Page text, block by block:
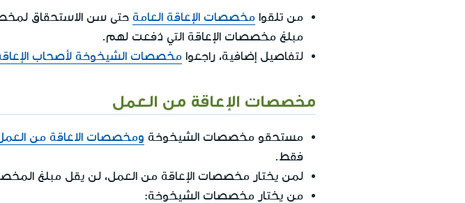
من تلقوا مخصصات الإعاقة العامة حتى سن الاستحقاق
مبلغ مخصصات الإعاقة التي دُفعت لهم.
لتفاصيل إضافية، راجعوا مخصصات الشيخوخة لأصحاب
مخصصات الإعاقة من العمل
مستحقو مخصصات الشيخوخة ومخصصات الاعاقة من
فقط.
لمن يختار مخصصات الإعاقة من العمل، لن يقل مبلغ
من يختار مخصصات الشيخوخة: